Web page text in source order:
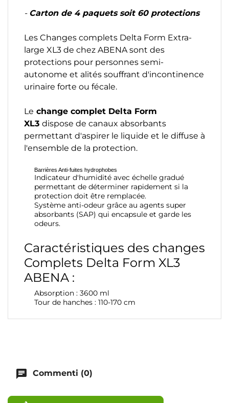
- Carton de 4 paquets soit 60 protections
Les Changes complets Delta Form Extra-
large XL3 de chez ABENA sont des
protections pour personnes semi-
autonome et alités souffrant d'incontinence
urinaire forte ou fécale.
Le change complet Delta Form
XL3 dispose de canaux absorbants
permettant d'aspirer le liquide et le diffuse à
l'ensemble de la protection.
Barrières Anti-fuites hydrophobes
Indicateur d'humidité avec échelle gradué
permettant de déterminer rapidement si la
protection doit être remplacée.
Système anti-odeur grâce au agents super
absorbants (SAP) qui encapsule et garde les
odeurs.
Caractéristiques des changes
Complets Delta Form XL3
ABENA :
Absorption : 3600 ml
Tour de hanches : 110-170 cm
chat Commenti (0)